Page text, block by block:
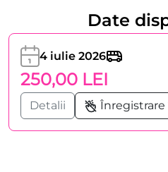
Date
4 iulie 2026
250,00 LEI
Detalii Înregistrare